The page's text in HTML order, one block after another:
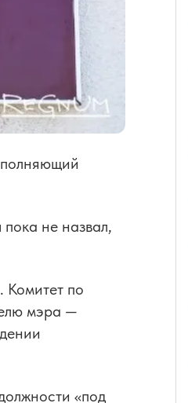
не назвал,
Комитет по
мэра —
«под